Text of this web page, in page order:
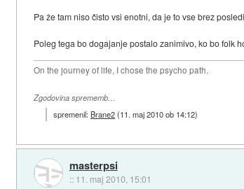
Pa že tam niso čisto vsi enotni, da je to vse brez
Poleg tega bo dogajanje postalo zanimivo, ko bo folk
On the journey of life, I chose the psycho path.
Zgodovina sprememb…
spremenil:Brane2(11. maj 2010 ob 14:12)
masterpsi
:: 11. maj 2010, 15:01